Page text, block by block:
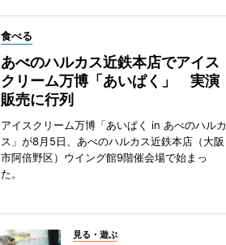
食べる
あべのハルカス近鉄本店でアイス
クリーム万博「あいぱく」 実演
販売に行列
アイスクリーム万博「あいぱく in あべのハルカ
ス」が8月5日、あべのハルカス近鉄本店（大阪
市阿倍野区）ウイング館9階催会場で始まっ
た。
見る・遊ぶ